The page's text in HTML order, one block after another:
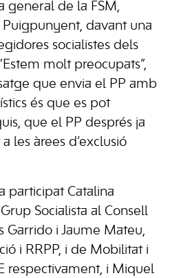
general de la FSM,
davant una
socialistes dels
molt preocupats”,
que envia el PP amb
és que es pot
que el PP després ja
les àrees d’exclusió
participat Catalina
Socialista al Consell
Garrido i Jaume Mateu,
i RRPP, i de Mobilitat i
respectivament, i Miquel